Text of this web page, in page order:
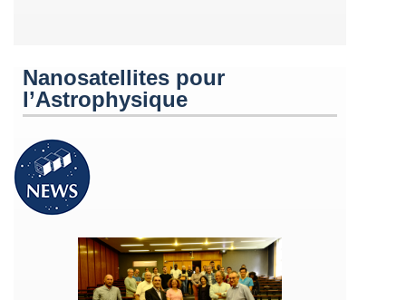
Nanosatellites pour
l’Astrophysique